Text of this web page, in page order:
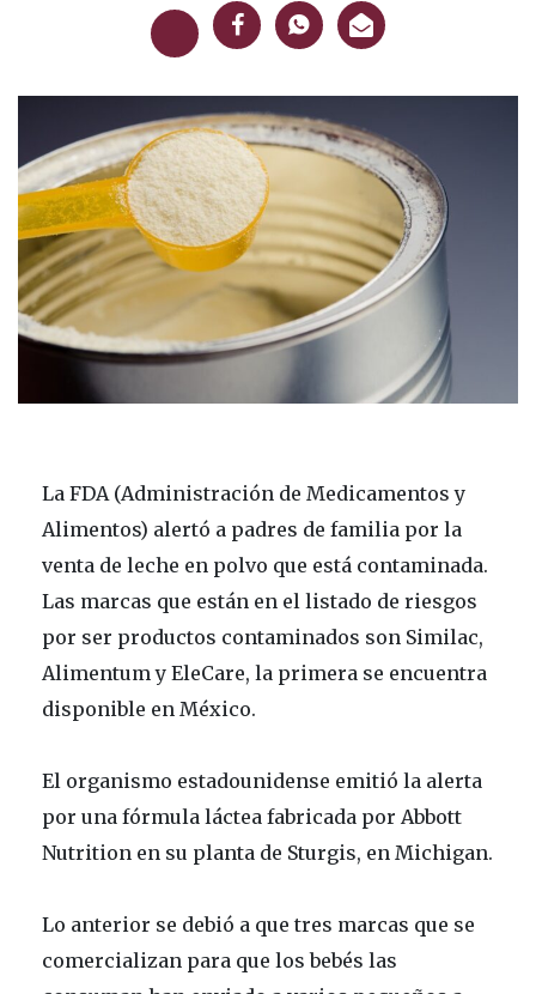
La FDA (Administración de Medicamentos y
Alimentos) alertó a padres de familia por la
venta de leche en polvo que está contaminada.
Las marcas que están en el listado de riesgos
por ser productos contaminados son Similac,
Alimentum y EleCare, la primera se encuentra
disponible en México.
El organismo estadounidense emitió la alerta
por una fórmula láctea fabricada por Abbott
Nutrition en su planta de Sturgis, en Michigan.
Lo anterior se debió a que tres marcas que se
comercializan para que los bebés las